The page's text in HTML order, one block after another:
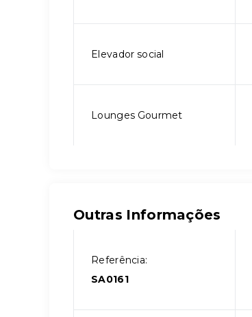
Elevador social
Lounges Gourmet
Outras Informações
Referência:
SA0161